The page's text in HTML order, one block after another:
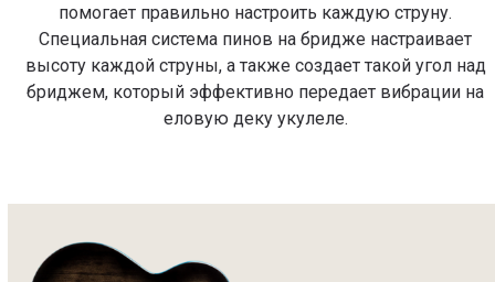
помогает правильно настроить каждую струну.
Специальная система пинов на бридже настраивает
высоту каждой струны, а также создает такой угол над
бриджем, который эффективно передает вибрации на
еловую деку укулеле.